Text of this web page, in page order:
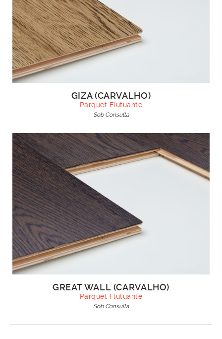
GIZA (CARVALHO)
Parquet Flutuante
Sob Consulta
GREAT WALL (CARVALHO)
Parquet Flutuante
Sob Consulta